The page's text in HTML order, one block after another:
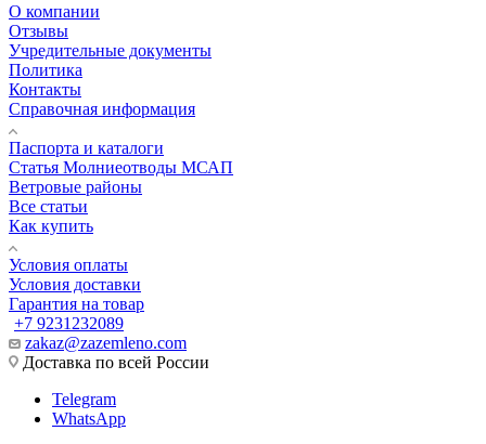
О компании
Отзывы
Учредительные документы
Политика
Контакты
Справочная информация
Паспорта и каталоги
Статья Молниеотводы МСАП
Ветровые районы
Все статьи
Как купить
Условия оплаты
Условия доставки
Гарантия на товар
+7 9231232089
zakaz@zazemleno.com
Доставка по всей России
Telegram
WhatsApp